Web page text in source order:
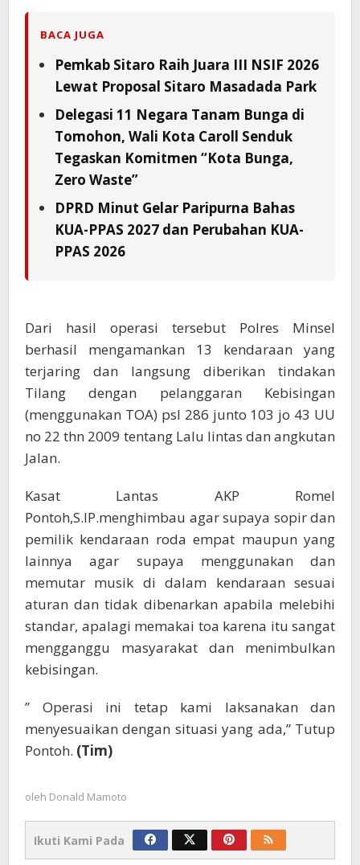
BACA JUGA
Pemkab Sitaro Raih Juara III NSIF 2026
Lewat Proposal Sitaro Masadada Park
Delegasi 11 Negara Tanam Bunga di
Tomohon, Wali Kota Caroll Senduk
Tegaskan Komitmen “Kota Bunga,
Zero Waste”
DPRD Minut Gelar Paripurna Bahas
KUA-PPAS 2027 dan Perubahan KUA-
PPAS 2026
Dari hasil operasi tersebut Polres Minsel
berhasil mengamankan 13 kendaraan yang
terjaring dan langsung diberikan tindakan
Tilang dengan pelanggaran Kebisingan
(menggunakan TOA) psl 286 junto 103 jo 43 UU
no 22 thn 2009 tentang Lalu lintas dan angkutan
Jalan.
Kasat Lantas AKP Romel
Pontoh,S.IP.menghimbau agar supaya sopir dan
pemilik kendaraan roda empat maupun yang
lainnya agar supaya menggunakan dan
memutar musik di dalam kendaraan sesuai
aturan dan tidak dibenarkan apabila melebihi
standar, apalagi memakai toa karena itu sangat
mengganggu masyarakat dan menimbulkan
kebisingan.
” Operasi ini tetap kami laksanakan dan
menyesuaikan dengan situasi yang ada,” Tutup
Pontoh. (Tim)
oleh Donald Mamoto
Ikuti Kami Pada